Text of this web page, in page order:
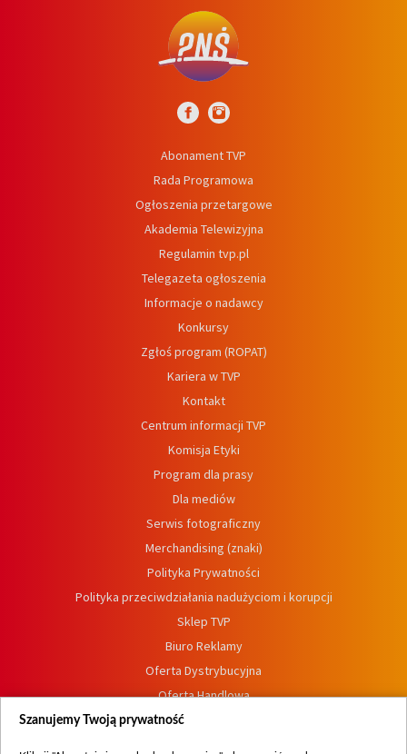
Abonament TVP
Rada Programowa
Ogłoszenia przetargowe
Akademia Telewizyjna
Regulamin tvp.pl
Telegazeta ogłoszenia
Informacje o nadawcy
Konkursy
Zgłoś program (ROPAT)
Kariera w TVP
Kontakt
Centrum informacji TVP
Komisja Etyki
Program dla prasy
Dla mediów
Serwis fotograficzny
Merchandising (znaki)
Polityka Prywatności
Polityka przeciwdziałania nadużyciom i korupcji
Sklep TVP
Biuro Reklamy
Oferta Dystrybucyjna
Oferta Handlowa
Dostępność
Szanujemy Twoją prywatność